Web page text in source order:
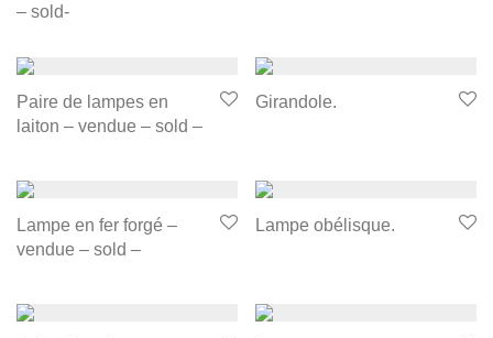
– sold-
Paire de lampes en
laiton – vendue – sold –
Girandole.
Lampe en fer forgé –
vendue – sold –
Lampe obélisque.